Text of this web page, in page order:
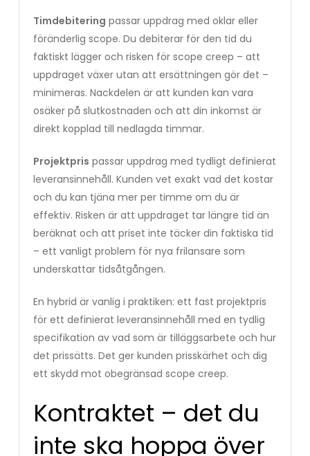
Timdebitering passar uppdrag med oklar eller
föränderlig scope. Du debiterar för den tid du
faktiskt lägger och risken för scope creep – att
uppdraget växer utan att ersättningen gör det –
minimeras. Nackdelen är att kunden kan vara
osäker på slutkostnaden och att din inkomst är
direkt kopplad till nedlagda timmar.
Projektpris passar uppdrag med tydligt definierat
leveransinnehåll. Kunden vet exakt vad det kostar
och du kan tjäna mer per timme om du är
effektiv. Risken är att uppdraget tar längre tid än
beräknat och att priset inte täcker din faktiska tid
– ett vanligt problem för nya frilansare som
underskattar tidsåtgången.
En hybrid är vanlig i praktiken: ett fast projektpris
för ett definierat leveransinnehåll med en tydlig
specifikation av vad som är tilläggsarbete och hur
det prissätts. Det ger kunden prisskärhet och dig
ett skydd mot obegränsad scope creep.
Kontraktet – det du
inte ska hoppa över